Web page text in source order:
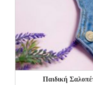
Παιδική